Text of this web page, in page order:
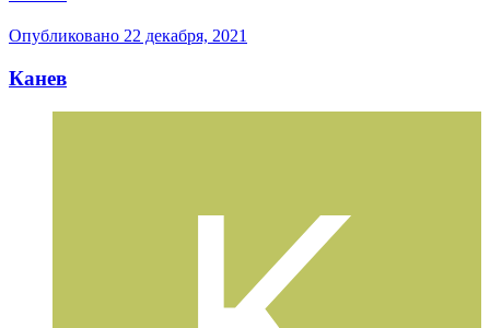
Опубликовано 22 декабря, 2021
Канев